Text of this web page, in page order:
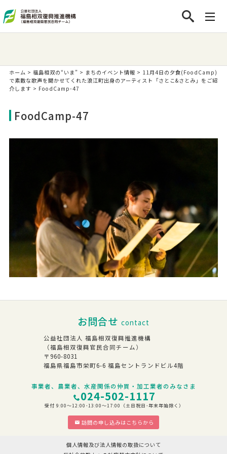
ホーム > 福島相双の“いま” > まちのイベント情報 > 11月4日の夕食(FoodCamp)
で素敵な歌声を聞かせてくれた浪江町出身のアーティスト「さとこ&さとみ」をご紹
介します > FoodCamp-47
FoodCamp-47
お問合せ contact
公益社団法人 福島相双復興推進機構
（福島相双復興官民合同チーム）
〒960-8031
福島県福島市栄町6-6 福島セントランドビル4階
事業者、農業者、水産関係の仲買・加工業者のみなさま
024-502-1117
受付 9:00～12:00･13:00～17:00（土日祝日･年末年始除く）
訪問の申し込みはこちらから
個人情報及び法人情報の取扱について